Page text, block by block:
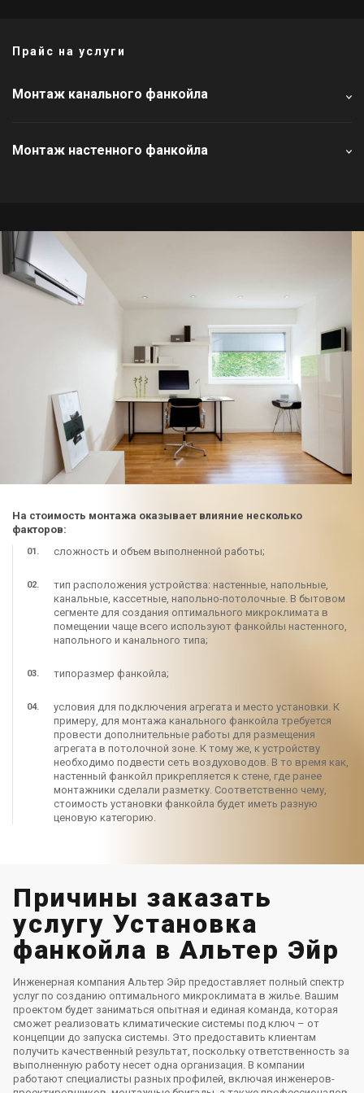
Прайс на услуги
Монтаж канального фанкойла
Монтаж настенного фанкойла
На стоимость монтажа оказывает влияние несколько
факторов:
сложность и объем выполненной работы;
тип расположения устройства: настенные, напольные,
канальные, кассетные, напольно-потолочные. В бытовом
сегменте для создания оптимального микроклимата в
помещении чаще всего используют фанкойлы настенного,
напольного и канального типа;
типоразмер фанкойла;
условия для подключения агрегата и место установки. К
примеру, для монтажа канального фанкойла требуется
провести дополнительные работы для размещения
агрегата в потолочной зоне. К тому же, к устройству
необходимо подвести сеть воздуховодов. В то время как,
настенный фанкойл прикрепляется к стене, где ранее
монтажники сделали разметку. Соответственно чему,
стоимость установки фанкойла будет иметь разную
ценовую категорию.
Причины заказать
услугу Установка
фанкойла в Альтер Эйр
Инженерная компания Альтер Эйр предоставляет полный спектр
услуг по созданию оптимального микроклимата в жилье. Вашим
проектом будет заниматься опытная и единая команда, которая
сможет реализовать климатические системы под ключ – от
концепции до запуска системы. Это предоставить клиентам
получить качественный результат, поскольку ответственность за
выполненную работу несет одна организация. В компании
работают специалисты разных профилей, включая инженеров-